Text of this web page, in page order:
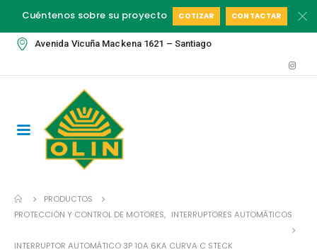
Cuéntenos sobre su proyecto COTIZAR CONTACTAR
Avenida Vicuña Mackena 1621 – Santiago
PRODUCTOS
PROTECCIÓN Y CONTROL DE MOTORES, INTERRUPTORES AUTOMÁTICOS
INTERRUPTOR AUTOMÁTICO 3P 10A 6KA CURVA C STECK